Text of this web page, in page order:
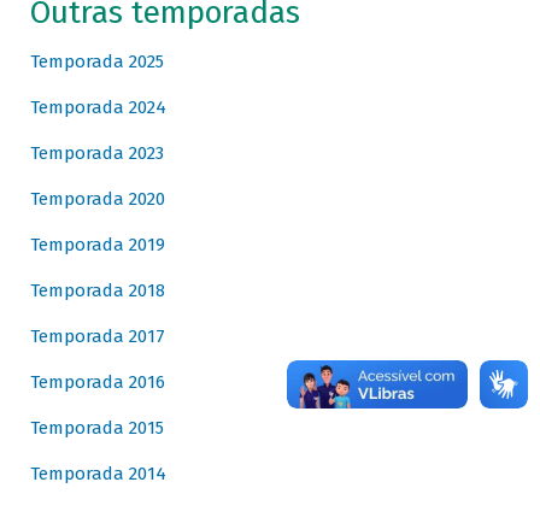
Outras temporadas
Temporada 2025
Temporada 2024
Temporada 2023
Temporada 2020
Temporada 2019
Temporada 2018
Temporada 2017
Temporada 2016
Temporada 2015
Temporada 2014